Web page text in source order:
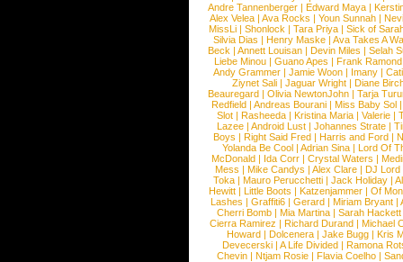
Andre Tannenberger | Edward Maya |
Alex Velea | Ava Rocks | Youn Sunnah |
MissLi | Shonlock | Tara Priya | Sick of
Silvia Dias |Henry Maske |Ava Takes A
Beck |Annett Louisan |Devin Miles |Selah
Liebe Minou |Guano Apes |Frank Ramond
Andy Grammer |Jamie Woon | Imany |
Ziynet Sali |Jaguar Wright |Diane
Beauregard |Olivia NewtonJohn |Tarja
Redfield | Andreas Bourani | Miss Baby Sol
Slot | Rasheeda | Kristina Maria | Valerie |
Lazee | Android Lust | Johannes Strate |
Boys | Right Said Fred | Harris and Ford |
Yolanda Be Cool |Adrian Sina |Lord Of
McDonald | Ida Corr |Crystal Waters |
Mess | Mike Candys | Alex Clare | DJ Lord
Toka | Mauro Perucchetti | Jack Holiday |
Hewitt |Little Boots |Katzenjammer |Of
Lashes |Graffiti6 |Gerard |Miriam Bryant |
Cherri Bomb | Mia Martina | Sarah Hackett
Cierra Ramirez | Richard Durand | Michael
Howard |Dolcenera |Jake Bugg |Kris
Devecerski |A Life Divided |Ramona
Chevin |Ntjam Rosie |Flavia Coelho |